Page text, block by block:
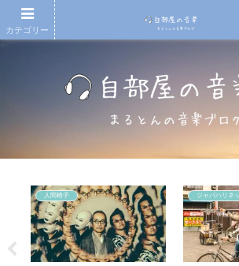
人間椅子 ジャパハリネ
カテゴリー